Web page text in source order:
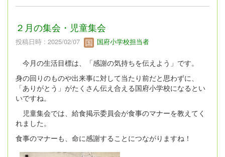
２月の集会・児童集会
投稿日時 : 2025/02/07 国府小学校担当者
今月の生活目標は、「感謝の気持ちを伝えよう」です。
身の回りのものや出来事に対して当たり前だと思わずに、
「ありがとう」がたくさん伝え合える国府小学校になるとい
いですね。
児童集会では、給食掲示委員会が食事のマナーを教えてく
れました。
食事のマナーも、命に感謝することにつながりますね！